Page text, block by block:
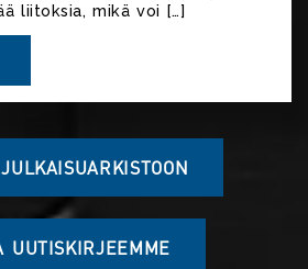
liitoksia, mikä voi […]
UUTISKIRJEEMME